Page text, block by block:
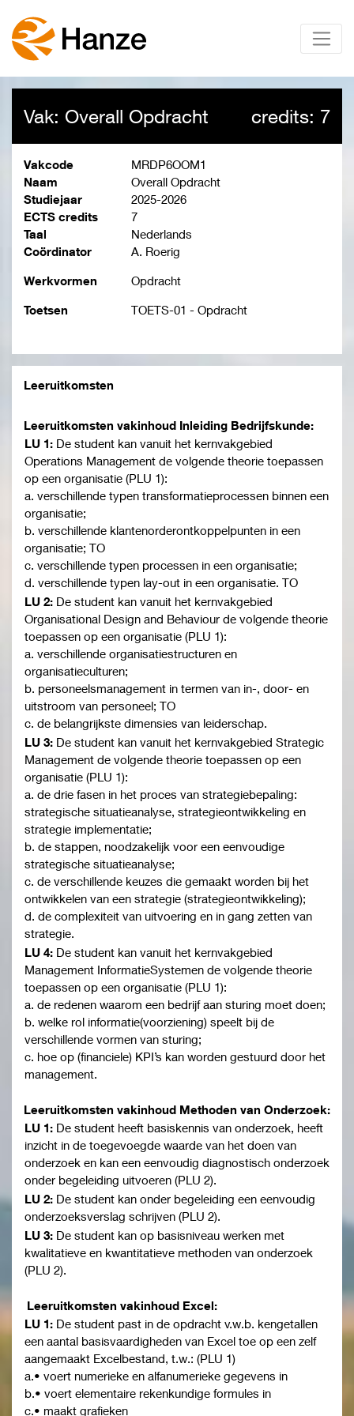
Vak: Overall Opdracht credits: 7
Vakcode
MRDP6OOM1
Naam
Overall Opdracht
Studiejaar
2025-2026
ECTS credits
7
Taal
Nederlands
Coördinator
A. Roerig
Werkvormen Opdracht
Toetsen TOETS-01 - Opdracht
Leeruitkomsten
Leeruitkomsten vakinhoud Inleiding Bedrijfskunde:
LU 1: De student kan vanuit het kernvakgebied
Operations Management de volgende theorie toepassen
op een organisatie (PLU 1):
a. verschillende typen transformatieprocessen binnen een
organisatie;
b. verschillende klantenorderontkoppelpunten in een
organisatie; TO
c. verschillende typen processen in een organisatie;
d. verschillende typen lay-out in een organisatie. TO
LU 2: De student kan vanuit het kernvakgebied
Organisational Design and Behaviour de volgende theorie
toepassen op een organisatie (PLU 1):
a. verschillende organisatiestructuren en
organisatieculturen;
b. personeelsmanagement in termen van in-, door- en
uitstroom van personeel; TO
c. de belangrijkste dimensies van leiderschap.
LU 3: De student kan vanuit het kernvakgebied Strategic
Management de volgende theorie toepassen op een
organisatie (PLU 1):
a. de drie fasen in het proces van strategiebepaling:
strategische situatieanalyse, strategieontwikkeling en
strategie implementatie;
b. de stappen, noodzakelijk voor een eenvoudige
strategische situatieanalyse;
c. de verschillende keuzes die gemaakt worden bij het
ontwikkelen van een strategie (strategieontwikkeling);
d. de complexiteit van uitvoering en in gang zetten van
strategie.
LU 4: De student kan vanuit het kernvakgebied
Management InformatieSystemen de volgende theorie
toepassen op een organisatie (PLU 1):
a. de redenen waarom een bedrijf aan sturing moet doen;
b. welke rol informatie(voorziening) speelt bij de
verschillende vormen van sturing;
c. hoe op (financiele) KPI’s kan worden gestuurd door het
management.
Leeruitkomsten vakinhoud Methoden van Onderzoek:
LU 1: De student heeft basiskennis van onderzoek, heeft
inzicht in de toegevoegde waarde van het doen van
onderzoek en kan een eenvoudig diagnostisch onderzoek
onder begeleiding uitvoeren (PLU 2).
LU 2: De student kan onder begeleiding een eenvoudig
onderzoeksverslag schrijven (PLU 2).
LU 3: De student kan op basisniveau werken met
kwalitatieve en kwantitatieve methoden van onderzoek
(PLU 2).
Leeruitkomsten vakinhoud Excel:
LU 1: De student past in de opdracht v.w.b. kengetallen
een aantal basisvaardigheden van Excel toe op een zelf
aangemaakt Excelbestand, t.w.: (PLU 1)
a.• voert numerieke en alfanumerieke gegevens in
b.• voert elementaire rekenkundige formules in
c.• maakt grafieken